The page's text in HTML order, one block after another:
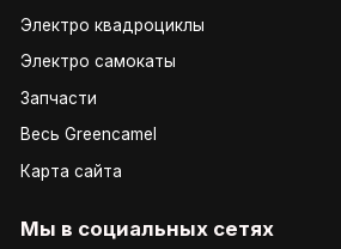
Электро квадроциклы
Электро самокаты
Запчасти
Весь Greencamel
Карта сайта
Мы в социальных сетях